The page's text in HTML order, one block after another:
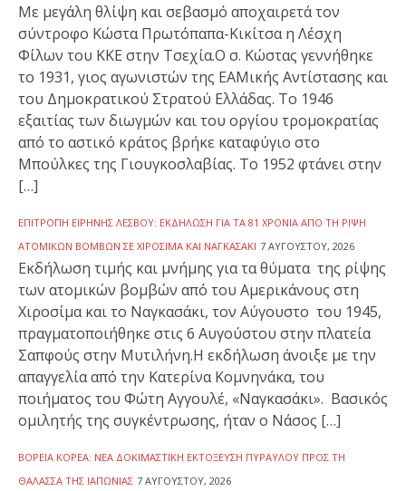
Με μεγάλη θλίψη και σεβασμό αποχαιρετά τον
σύντροφο Κώστα Πρωτόπαπα-Κικίτσα η Λέσχη
Φίλων του ΚΚΕ στην Τσεχία.Ο σ. Κώστας γεννήθηκε
το 1931, γιος αγωνιστών της ΕΑΜικής Αντίστασης και
του Δημοκρατικού Στρατού Ελλάδας. Το 1946
εξαιτίας των διωγμών και του οργίου τρομοκρατίας
από το αστικό κράτος βρήκε καταφύγιο στο
Μπούλκες της Γιουγκοσλαβίας. Το 1952 φτάνει στην
[…]
ΕΠΙΤΡΟΠΉ ΕΙΡΉΝΗΣ ΛΈΣΒΟΥ: ΕΚΔΉΛΩΣΗ ΓΙΑ ΤΑ 81 ΧΡΌΝΙΑ ΑΠΌ ΤΗ ΡΊΨΗ
ΑΤΟΜΙΚΏΝ ΒΟΜΒΏΝ ΣΕ ΧΙΡΟΣΊΜΑ ΚΑΙ ΝΑΓΚΑΣΆΚΙ 7 ΑΥΓΟΎΣΤΟΥ, 2026
Εκδήλωση τιμής και μνήμης για τα θύματα της ρίψης
των ατομικών βομβών από του Αμερικάνους στη
Χιροσίμα και το Ναγκασάκι, τον Αύγουστο του 1945,
πραγματοποιήθηκε στις 6 Αυγούστου στην πλατεία
Σαπφούς στην Μυτιλήνη.Η εκδήλωση άνοιξε με την
απαγγελία από την Κατερίνα Κομνηνάκα, του
ποιήματος του Φώτη Αγγουλέ, «Ναγκασάκι». Βασικός
ομιλητής της συγκέντρωσης, ήταν ο Νάσος […]
ΒΌΡΕΙΑ ΚΟΡΈΑ: ΝΈΑ ΔΟΚΙΜΑΣΤΙΚΉ ΕΚΤΌΞΕΥΣΗ ΠΥΡΑΎΛΟΥ ΠΡΟΣ ΤΗ
ΘΆΛΑΣΣΑ ΤΗΣ ΙΑΠΩΝΊΑΣ 7 ΑΥΓΟΎΣΤΟΥ, 2026